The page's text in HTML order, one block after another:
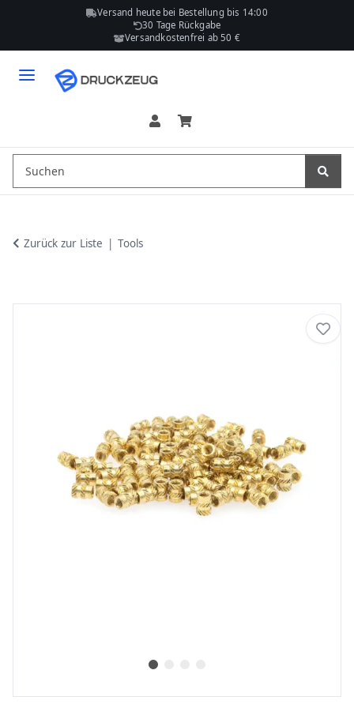
Versand heute bei Bestellung bis 14:00
30 Tage Rückgabe
Versandkostenfrei ab 50 €
Zurück zur Liste Tools